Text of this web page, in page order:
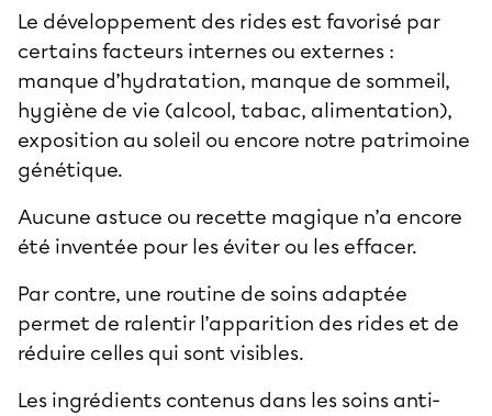
Le développement des rides est favorisé par
certains facteurs internes ou externes :
manque d’hydratation, manque de sommeil,
hygiène de vie (alcool, tabac, alimentation),
exposition au soleil ou encore notre patrimoine
génétique.
Aucune astuce ou recette magique n’a encore
été inventée pour les éviter ou les effacer.
Par contre, une routine de soins adaptée
permet de ralentir l’apparition des rides et de
réduire celles qui sont visibles.
Les ingrédients contenus dans les soins anti-